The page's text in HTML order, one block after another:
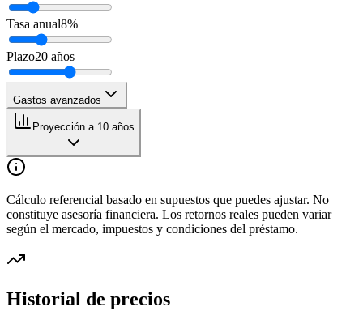
Tasa anual8%
Plazo20 años
Gastos avanzados
Proyección a 10 años
Cálculo referencial basado en supuestos que puedes ajustar. No
constituye asesoría financiera. Los retornos reales pueden variar
según el mercado, impuestos y condiciones del préstamo.
Historial de precios